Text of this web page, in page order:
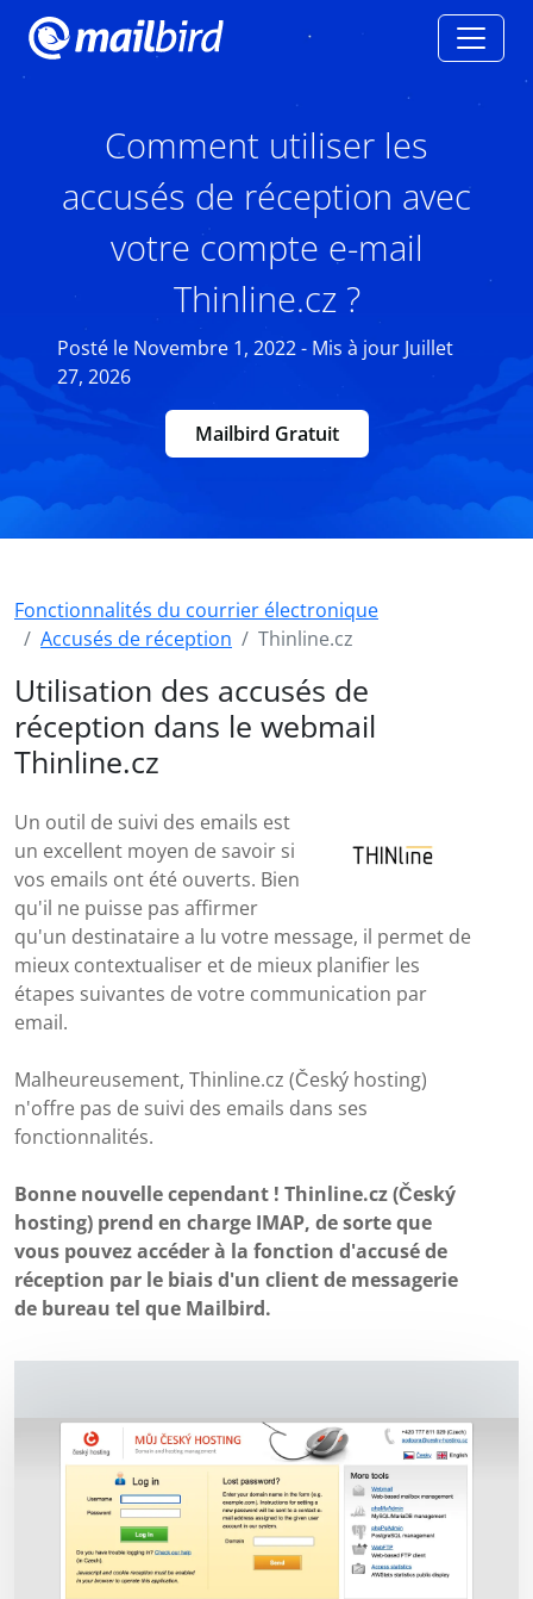
Comment utiliser les
accusés de réception avec
votre compte e-mail
Thinline.cz ?
Posté le Novembre 1, 2022 - Mis à jour Juillet
27, 2026
Mailbird Gratuit
Fonctionnalités du courrier électronique
Accusés de réception
Thinline.cz
Utilisation des accusés de
réception dans le webmail
Thinline.cz
Un outil de suivi des emails est
un excellent moyen de savoir si
vos emails ont été ouverts. Bien
qu'il ne puisse pas affirmer
qu'un destinataire a lu votre message, il permet de
mieux contextualiser et de mieux planifier les
étapes suivantes de votre communication par
email.
Malheureusement, Thinline.cz (Český hosting)
n'offre pas de suivi des emails dans ses
fonctionnalités.
Bonne nouvelle cependant ! Thinline.cz (Český
hosting) prend en charge IMAP, de sorte que
vous pouvez accéder à la fonction d'accusé de
réception par le biais d'un client de messagerie
de bureau tel que Mailbird.